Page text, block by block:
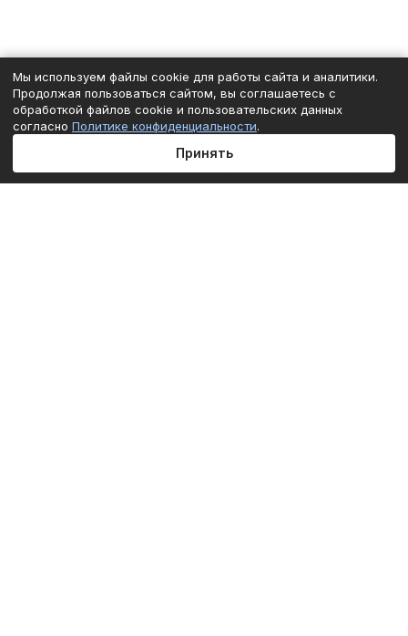
Сравнение
Мы используем файлы cookie для работы сайта и аналитики.
Продолжая пользоваться сайтом, вы соглашаетесь с
обработкой файлов cookie и пользовательских данных
согласно Политике конфиденциальности.
Принять